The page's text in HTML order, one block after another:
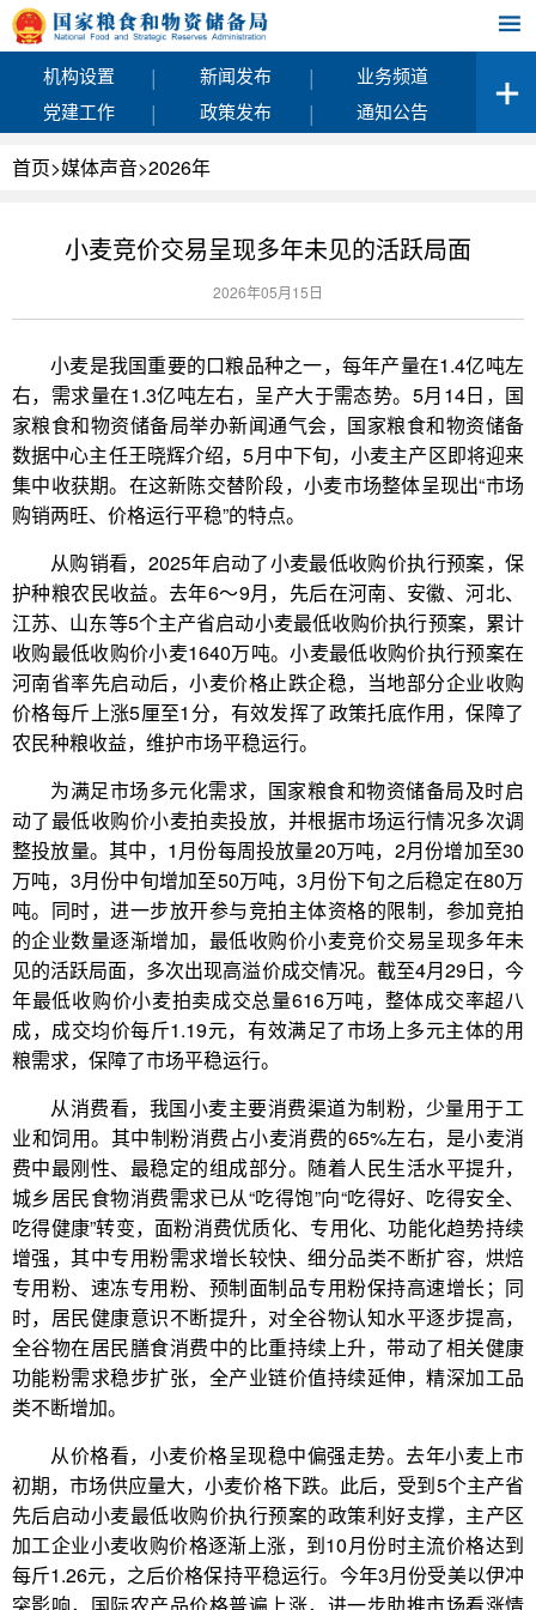
机构设置 | 新闻发布 |
业务频道
党建工作
| 政策发布 | 通知公告
首页>媒体声音>2026年
小麦竞价交易呈现多年未见的活跃局面
2026年05月15日
小麦是我国重要的口粮品种之一，每年产量在1.4亿吨左
右，需求量在1.3亿吨左右，呈产大于需态势。5月14日，国
家粮食和物资储备局举办新闻通气会，国家粮食和物资储备
数据中心主任王晓辉介绍，5月中下旬，小麦主产区即将迎来
集中收获期。在这新陈交替阶段，小麦市场整体呈现出“市场
购销两旺、价格运行平稳”的特点。
从购销看，2025年启动了小麦最低收购价执行预案，保
护种粮农民收益。去年6～9月，先后在河南、安徽、河北、
江苏、山东等5个主产省启动小麦最低收购价执行预案，累计
收购最低收购价小麦1640万吨。小麦最低收购价执行预案在
河南省率先启动后，小麦价格止跌企稳，当地部分企业收购
价格每斤上涨5厘至1分，有效发挥了政策托底作用，保障了
农民种粮收益，维护市场平稳运行。
为满足市场多元化需求，国家粮食和物资储备局及时启
动了最低收购价小麦拍卖投放，并根据市场运行情况多次调
整投放量。其中，1月份每周投放量20万吨，2月份增加至30
万吨，3月份中旬增加至50万吨，3月份下旬之后稳定在80万
吨。同时，进一步放开参与竞拍主体资格的限制，参加竞拍
的企业数量逐渐增加，最低收购价小麦竞价交易呈现多年未
见的活跃局面，多次出现高溢价成交情况。截至4月29日，今
年最低收购价小麦拍卖成交总量616万吨，整体成交率超八
成，成交均价每斤1.19元，有效满足了市场上多元主体的用
粮需求，保障了市场平稳运行。
从消费看，我国小麦主要消费渠道为制粉，少量用于工
业和饲用。其中制粉消费占小麦消费的65%左右，是小麦消
费中最刚性、最稳定的组成部分。随着人民生活水平提升，
城乡居民食物消费需求已从“吃得饱”向“吃得好、吃得安全、
吃得健康”转变，面粉消费优质化、专用化、功能化趋势持续
增强，其中专用粉需求增长较快、细分品类不断扩容，烘焙
专用粉、速冻专用粉、预制面制品专用粉保持高速增长；同
时，居民健康意识不断提升，对全谷物认知水平逐步提高，
全谷物在居民膳食消费中的比重持续上升，带动了相关健康
功能粉需求稳步扩张，全产业链价值持续延伸，精深加工品
类不断增加。
从价格看，小麦价格呈现稳中偏强走势。去年小麦上市
初期，市场供应量大，小麦价格下跌。此后，受到5个主产省
先后启动小麦最低收购价执行预案的政策利好支撑，主产区
加工企业小麦收购价格逐渐上涨，到10月份时主流价格达到
每斤1.26元，之后价格保持平稳运行。今年3月份受美以伊冲